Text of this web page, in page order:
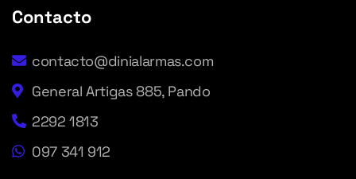
Contacto
contacto@dinialarmas.com
General Artigas 885, Pando
2292 1813
097 341 912